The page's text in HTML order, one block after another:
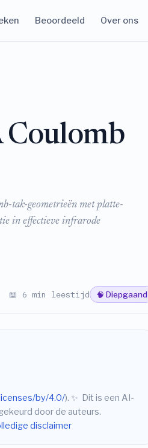
Beoordeeld Over ons
Coulomb
tak-geometrieën met platte-
in effectieve infrarode
📖 6 min leestijd 🧠 Diepgaand
by/4.0/). ✨ Dit is een AI-
door de auteurs.
disclaimer